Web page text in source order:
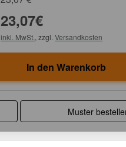
23,07€
inkl. MwSt. , zzgl.Versandkosten
In den Warenkorb
Muster